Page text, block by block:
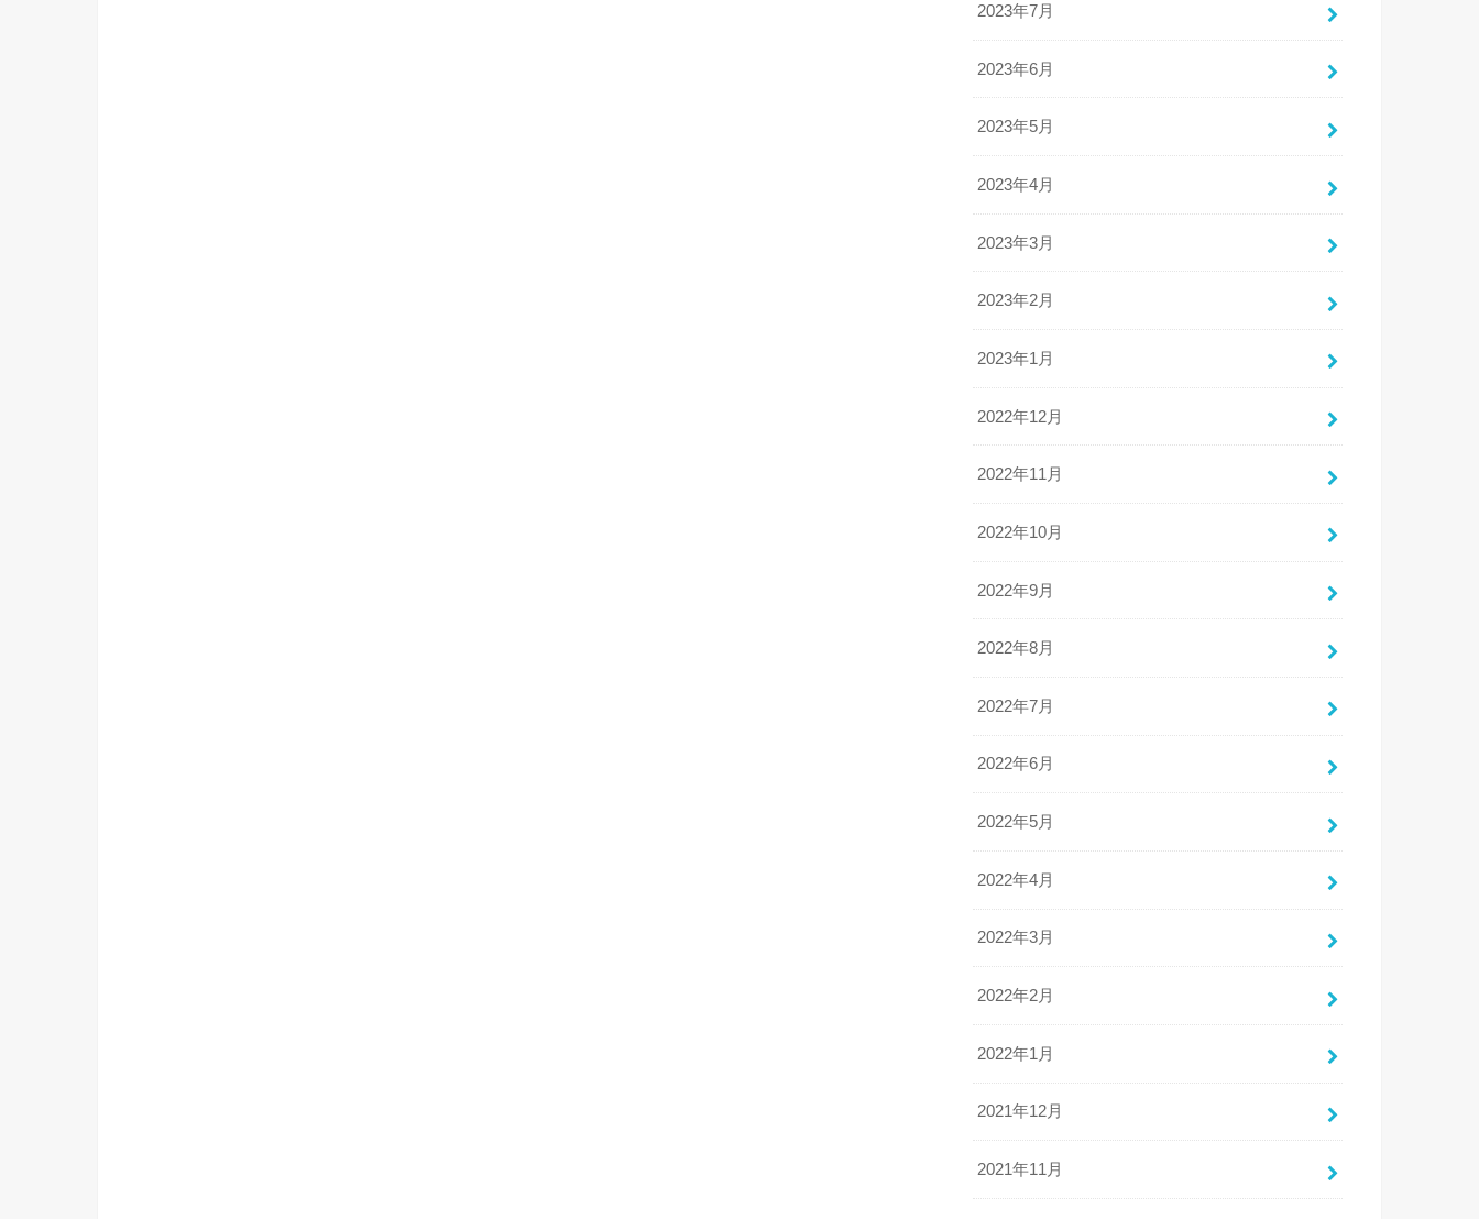
2023年7月
2023年6月
2023年5月
2023年4月
2023年3月
2023年2月
2023年1月
2022年12月
2022年11月
2022年10月
2022年9月
2022年8月
2022年7月
2022年6月
2022年5月
2022年4月
2022年3月
2022年2月
2022年1月
2021年12月
2021年11月